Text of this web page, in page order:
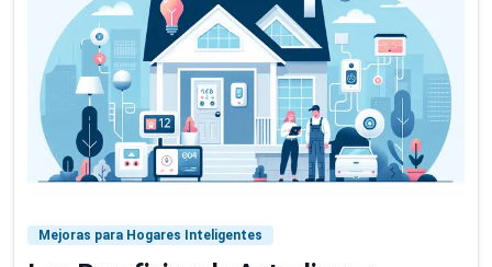
Mejoras para Hogares Inteligentes